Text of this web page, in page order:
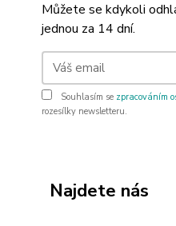
Můžete se kdykoli
jednou za 14 dní.
Souhlasím se zpracováním
rozesílky newsletteru.
Najdete nás